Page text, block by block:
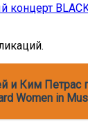
и Ким Петрас
Women in